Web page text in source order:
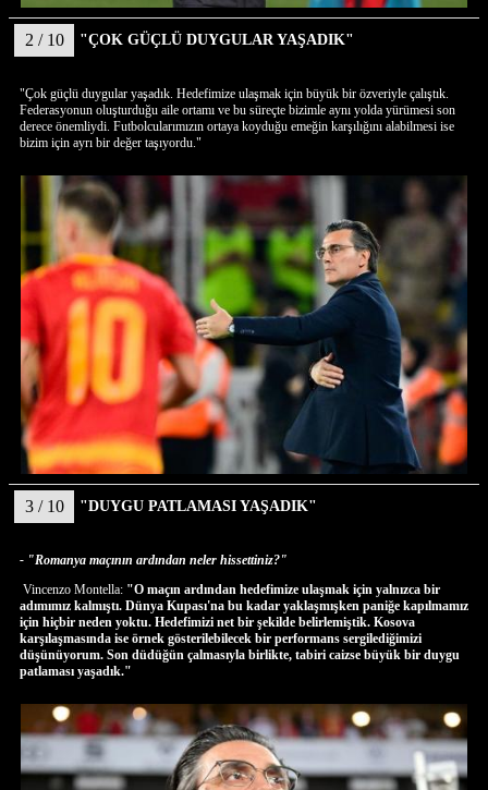
2 / 10 "ÇOK GÜÇLÜ DUYGULAR YAŞADIK"
"Çok güçlü duygular yaşadık. Hedefimize ulaşmak için büyük bir özveriyle çalıştık.
Federasyonun oluşturduğu aile ortamı ve bu süreçte bizimle aynı yolda yürümesi son
derece önemliydi. Futbolcularımızın ortaya koyduğu emeğin karşılığını alabilmesi ise
bizim için ayrı bir değer taşıyordu."
3 / 10 "DUYGU PATLAMASI YAŞADIK"
- "Romanya maçının ardından neler hissettiniz?"
Vincenzo Montella: "O maçın ardından hedefimize ulaşmak için yalnızca bir
adımımız kalmıştı. Dünya Kupası'na bu kadar yaklaşmışken paniğe kapılmamız
için hiçbir neden yoktu. Hedefimizi net bir şekilde belirlemiştik. Kosova
karşılaşmasında ise örnek gösterilebilecek bir performans sergilediğimizi
düşünüyorum. Son düdüğün çalmasıyla birlikte, tabiri caizse büyük bir duygu
patlaması yaşadık."